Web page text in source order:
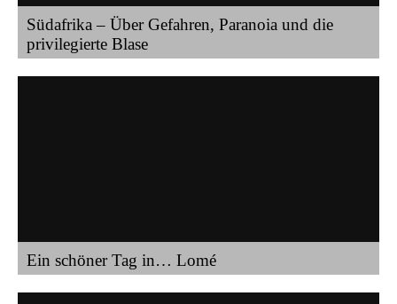
Südafrika – Über Gefahren, Paranoia und die
privilegierte Blase
Ein schöner Tag in… Lomé